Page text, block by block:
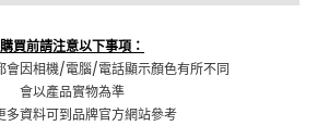
購買前請注意以下事項：
會因相機/電腦/電話顯示顏色有所不同
會以產品實物為準
多資料可到品牌官方網站參考